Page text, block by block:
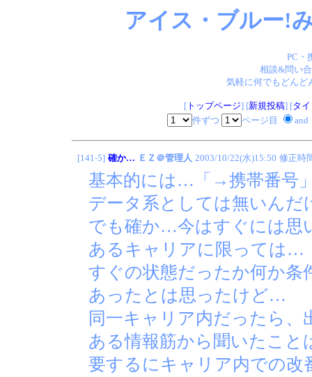
アイス・ブルー!
PC・
相談&問い
気軽に何でもどん
[トップページ] [新規投稿] [タ
件ずつ
ページ目 and
[141-5] 確か… ＥＺ＠管理人 2003/10/22(水)15:50 修正時
基本的には…「→携帯番号
データ系としては無いんだ
でも確か…今はすぐには
あるキャリアに限っては…
すぐの状態だったか何か条
あったとは思ったけど…
同一キャリア内だったら
ある情報筋から聞いたこと
要するにキャリア内での改